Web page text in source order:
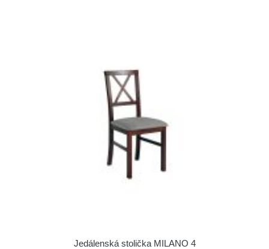
Jedálenská stolička MILANO 4